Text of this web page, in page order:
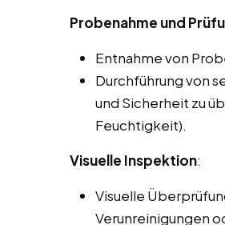
Probenahme und
Entnahme von
Durchführung von
und Sicherheit zu
Feuchtigkeit).
Visuelle Inspektion:
Visuelle
Verunreinigungen